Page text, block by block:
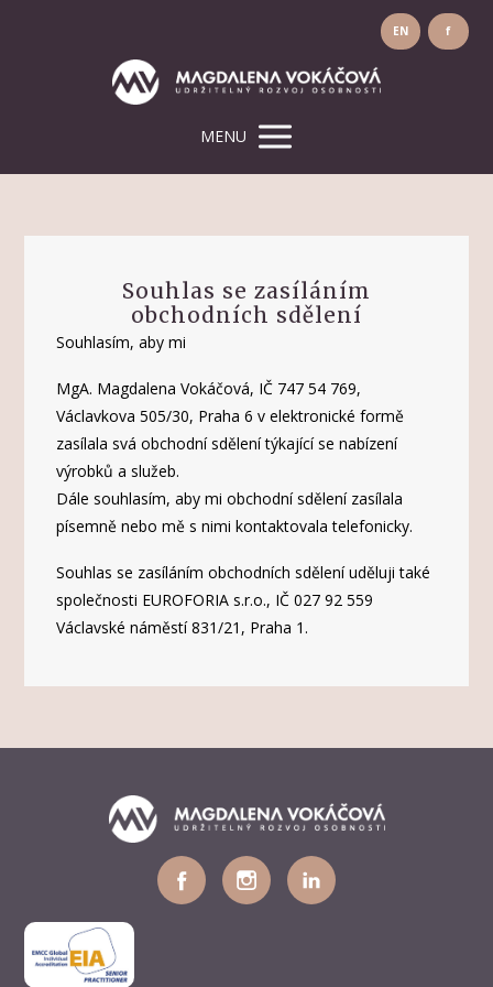
EN f
MENU
Souhlas se zasíláním
obchodních sdělení
Souhlasím, aby mi
MgA. Magdalena Vokáčová, IČ 747 54 769,
Václavkova 505/30, Praha 6 v elektronické formě
zasílala svá obchodní sdělení týkající se nabízení
výrobků a služeb.
Dále souhlasím, aby mi obchodní sdělení zasílala
písemně nebo mě s nimi kontaktovala telefonicky.
Souhlas se zasíláním obchodních sdělení uděluji také
společnosti EUROFORIA s.r.o., IČ 027 92 559
Václavské náměstí 831/21, Praha 1.